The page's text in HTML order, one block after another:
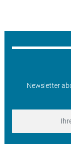
Newsletter